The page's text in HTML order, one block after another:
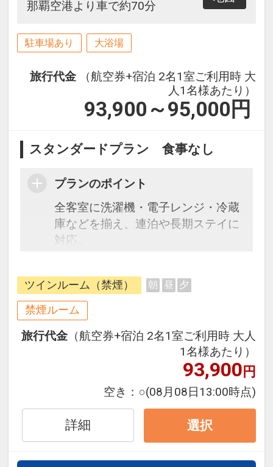
那覇空港より車で約70分
駐車場あり 大浴場
旅行代金
（航空券+宿泊 2名1室ご利用時 大
人1名様あたり）
93,900～95,000 円
スタンダードプラン 食事なし
プランのポイント
全客室に洗濯機・電子レンジ・冷蔵
庫などを揃え、連泊や長期ステイに
対応。
面した客室がございます。
・ホテル敷地内有料駐車場は先着
順。1泊1台600円（税込）※満車時
は徒歩3分ほどの契約駐車場又はコ
インパーキングをご案内いたしま
・滞在中の客室清掃はございませ
の交換は日々行います。
ツインルーム（禁煙） 朝 昼 夕
禁煙ルーム
旅行代金 （航空券+宿泊 2名1室ご利用時 大人
1名様あたり）
93,900円
空き： ○(08月08日13:00時点)
詳細 選択